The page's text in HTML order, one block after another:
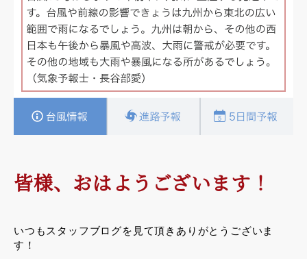
皆様、おはようございます！
いつもスタッフブログを見て頂きありがとうございま
す！